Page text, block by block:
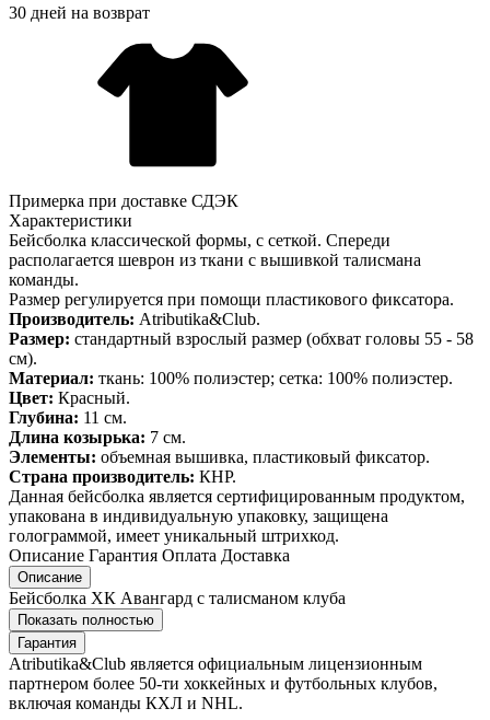
30 дней на возврат
Примерка при доставке СДЭК
Характеристики
Бейсболка классической формы, с сеткой. Спереди
располагается шеврон из ткани с вышивкой талисмана
команды.
Размер регулируется при помощи пластикового фиксатора.
Производитель: Atributika&Club.
Размер: стандартный взрослый размер (обхват головы 55 - 58
см).
Материал: ткань: 100% полиэстер; сетка: 100% полиэстер.
Цвет: Красный.
Глубина: 11 см.
Длина козырька: 7 см.
Элементы: объемная вышивка, пластиковый фиксатор.
Страна производитель: КНР.
Данная бейсболка является сертифицированным продуктом,
упакована в индивидуальную упаковку, защищена
голограммой, имеет уникальный штрихкод.
Описание Гарантия Оплата Доставка
Описание
Бейсболка ХК Авангард с талисманом клуба
Показать полностью
Гарантия
Atributika&Club является официальным лицензионным
партнером более 50-ти хоккейных и футбольных клубов,
включая команды КХЛ и NHL.